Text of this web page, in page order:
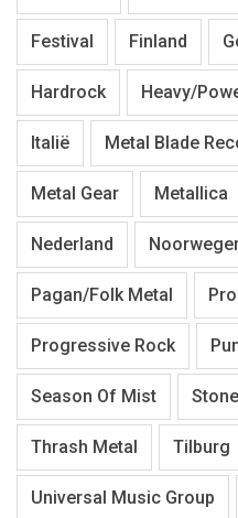
Festival Finland
Hardrock Heavy/
Italië Metal Blade
Metal Gear Metallica
Nederland
Pagan/Folk Metal
Progressive Rock
Season Of Mist
Thrash Metal Tilburg
Universal Music Group